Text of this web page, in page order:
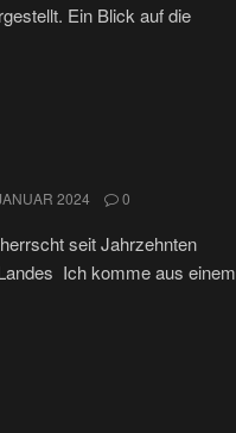
Ein Blick auf die
2024 0
seit Jahrzehnten
Ich komme aus einem